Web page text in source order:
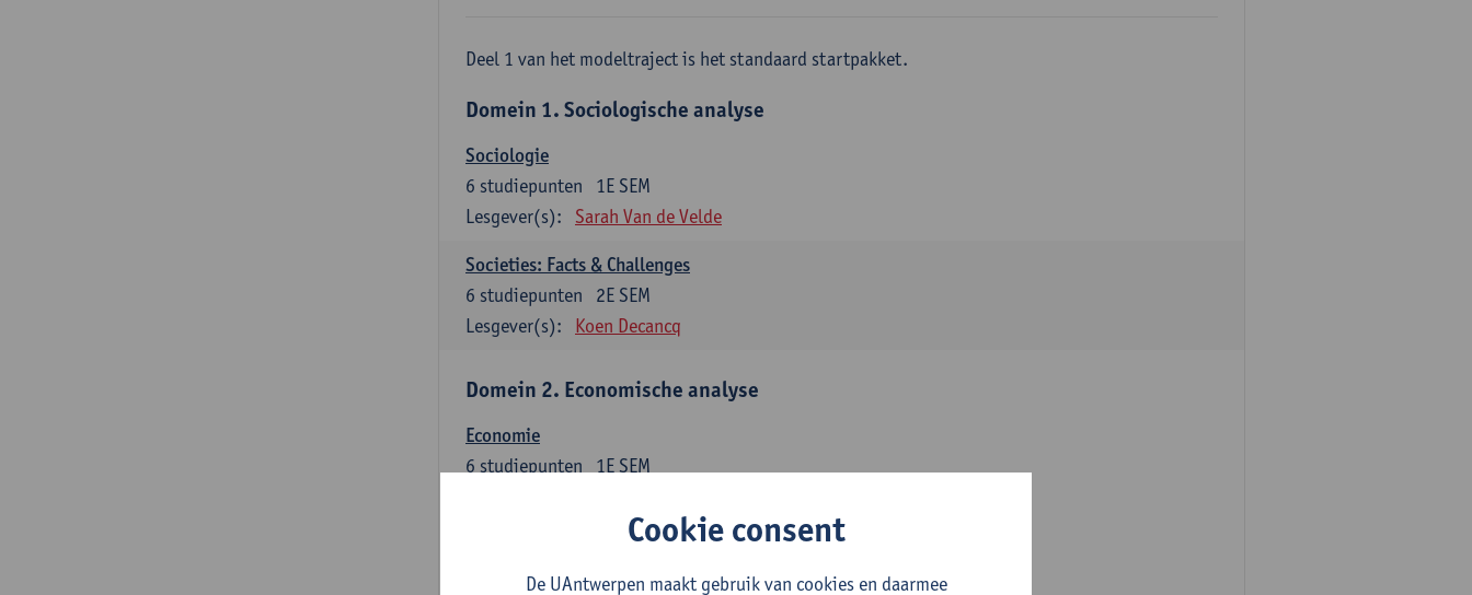
Deel 1 van het modeltraject is het standaard startpakket.
Domein 1. Sociologische analyse
Sociologie
1E SEM
6 studiepunten
Lesgever(s):
Sarah Van de Velde
Societies: Facts & Challenges
2E SEM
6 studiepunten
Lesgever(s):
Koen Decancq
Domein 2. Economische analyse
Economie
1E SEM
6 studiepunten
Cookie consent
De UAntwerpen maakt gebruik van cookies en daarmee